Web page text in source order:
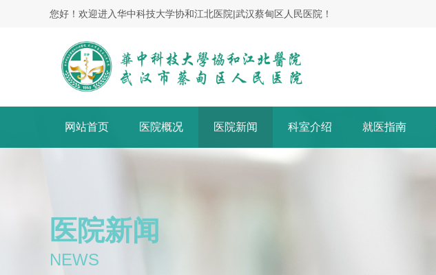
您好！欢迎进入华中科技大学协和江北医院|武汉蔡甸区人民医院！
网站首页 医院概况 医院新闻 科室介绍 就医指南
医院新闻
NEWS